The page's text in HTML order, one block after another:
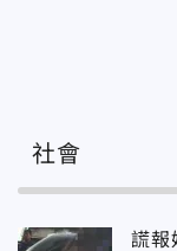
社會
謊報